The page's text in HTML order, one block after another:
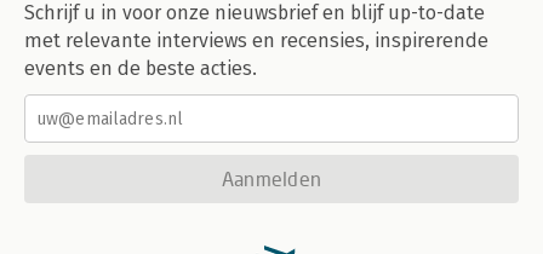
Schrijf u in voor onze nieuwsbrief en blijf up-to-date
met relevante interviews en recensies, inspirerende
events en de beste acties.
Aanmelden